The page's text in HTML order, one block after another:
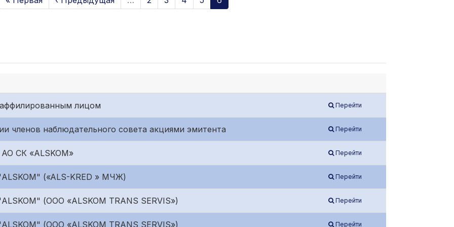
лицом Перейти
членов наблюдательного совета акциями эмитента Перейти
СК «ALSKOM» Перейти
(«ALS-KRED » МЧЖ) Перейти
(ООО «ALSKOM TRANS SERVIS») Перейти
(ООО «ALSKOM TRANS SERVIS») Перейти